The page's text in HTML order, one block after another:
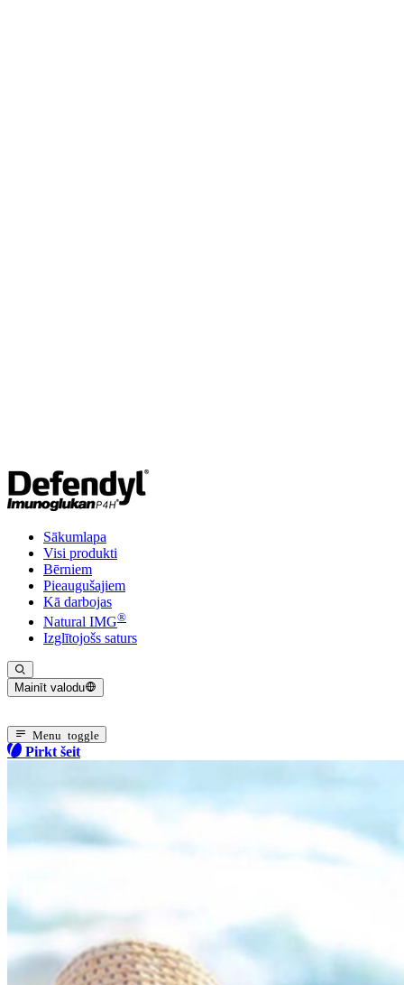
Sākumlapa
Visi produkti
Bērniem
Pieaugušajiem
Kā darbojas
Natural IMG®
Izglītojošs saturs
Mainīt valodu
Menu toggle
Pirkt šeit